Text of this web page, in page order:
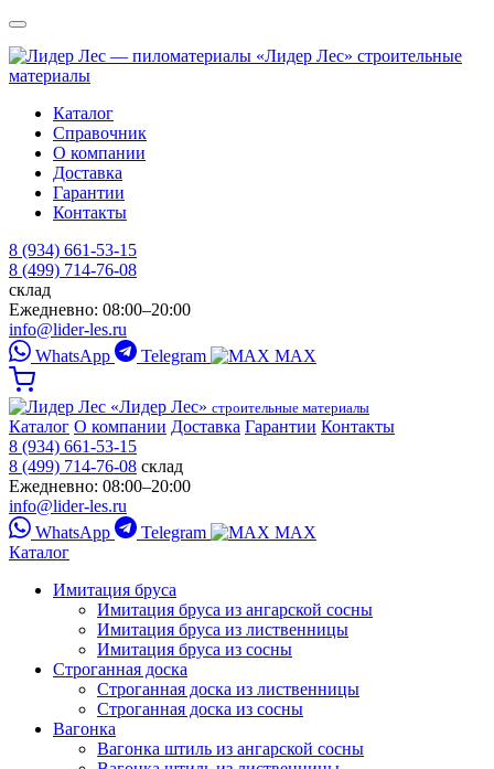
«Лидер Лес» строительные
материалы
Каталог
Справочник
О компании
Доставка
Гарантии
Контакты
8 (934) 661-53-15
8 (499) 714-76-08
склад
Ежедневно: 08:00–20:00
info@lider-les.ru
WhatsApp
Telegram MAX
«Лидер Лес» строительные материалы
Каталог О компании Доставка Гарантии Контакты
8 (934) 661-53-15
8 (499) 714-76-08 склад
Ежедневно: 08:00–20:00
info@lider-les.ru
WhatsApp
Telegram
MAX
Каталог
Имитация бруса
Имитация бруса из ангарской сосны
Имитация бруса из лиственницы
Имитация бруса из сосны
Строганная доска
Строганная доска из лиственницы
Строганная доска из сосны
Вагонка
Вагонка штиль из ангарской сосны